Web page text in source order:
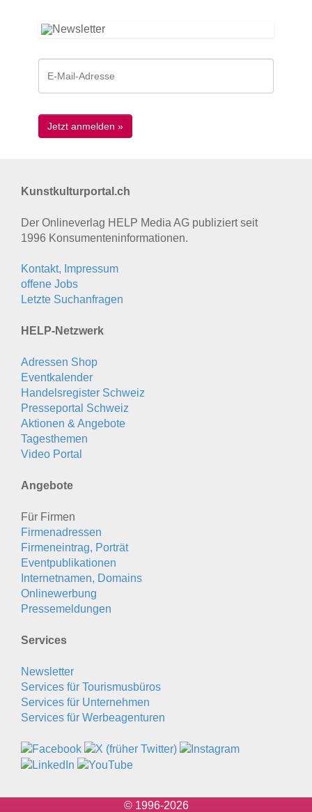
Kunstkulturportal.ch
Der Onlineverlag HELP Media AG publiziert seit
1996 Konsumenten­informationen.
Kontakt, Impressum
offene Jobs
Letzte Suchanfragen
HELP-Netzwerk
Adressen Shop
Eventkalender
Handelsregister Schweiz
Presseportal Schweiz
Aktionen & Angebote
Tagesthemen
Video Portal
Angebote
Für Firmen
Firmenadressen
Firmeneintrag, Porträt
Eventpublikationen
Internetnamen, Domains
Onlinewerbung
Pressemeldungen
Services
Newsletter
Services für Tourismusbüros
Services für Unternehmen
Services für Werbeagenturen
© 1996-2026